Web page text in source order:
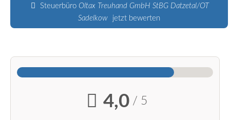
Steuerbüro Oltax Treuhand GmbH StBG Datzetal/OT
Sadelkow
jetzt bewerten
4,0 / 5